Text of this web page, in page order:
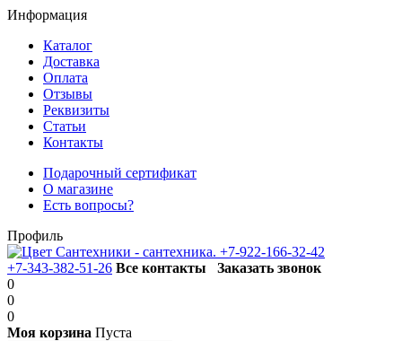
Информация
Каталог
Доставка
Оплата
Отзывы
Реквизиты
Статьи
Контакты
Подарочный сертификат
О магазине
Есть вопросы?
Профиль
+7-922-166-32-42
+7-343-382-51-26 Все контакты
Заказать звонок
0
0
0
Моя корзина Пуста